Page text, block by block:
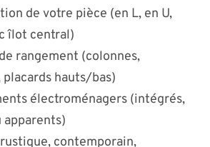
de votre pièce (en L, en U,
îlot central)
rangement (colonnes,
placards hauts/bas)
électroménagers (intégrés,
apparents)
contemporain,